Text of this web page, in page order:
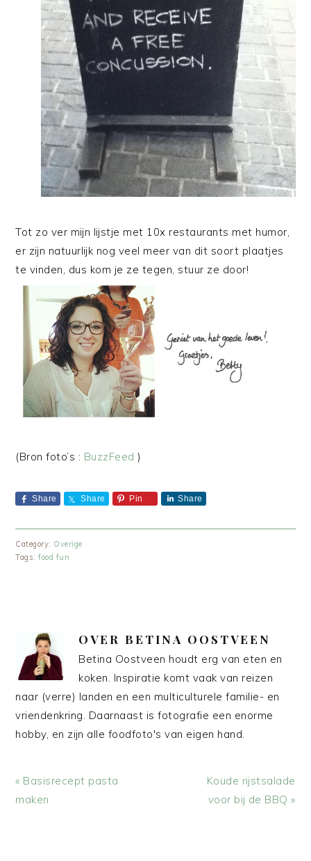
Tot zo ver mijn lijstje met 10x restaurants met humor,
er zijn natuurlijk nog veel meer van dit soort plaatjes
te vinden, dus kom je ze tegen, stuur ze door!
(Bron foto’s : BuzzFeed )
Share Share Pin Share
Category: Overige
Tags:food fun
OVER BETINA OOSTVEEN
Betina Oostveen houdt erg van eten en
koken. Inspiratie komt vaak van reizen
naar (verre) landen en een multiculturele familie- en
vriendenkring. Daarnaast is fotografie een enorme
hobby, en zijn alle foodfoto's van eigen hand.
Vorig
bericht:
« Basisrecept pasta
maken
Volgend
bericht:
Koude rijstsalade
voor bij de BBQ »